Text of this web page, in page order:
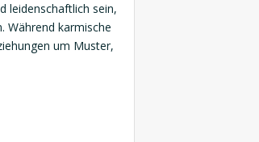
leidenschaftlich sein,
Während karmische
um Muster,